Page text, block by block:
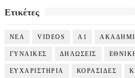
Ετικέτες
NEA VIDEOS Α1
ΓΥΝΑΙΚΕΣ ΔΗΛΩΣΕΙΣ
ΕΥΧΑΡΙΣΤΗΡΙΑ ΚΟΡΑΣΙΔΕΣ